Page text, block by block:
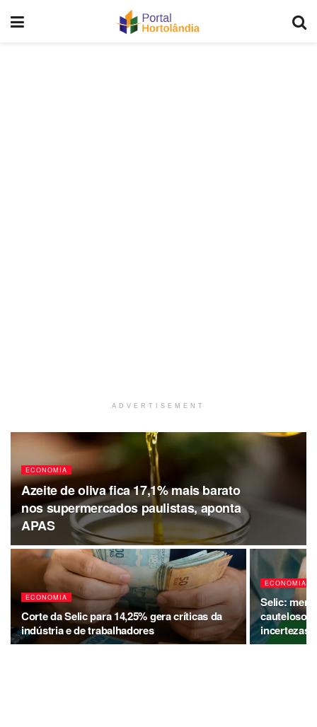
ADVERTISEMENT
ECONOMIA
Azeite de oliva fica 17,1% mais barato
nos supermercados paulistas, aponta
APAS
ECONOMIA
Corte da Selic para 14,25% gera críticas da
indústria e de trabalhadores
ECONOMIA
Selic:
cauteloso
incertezas